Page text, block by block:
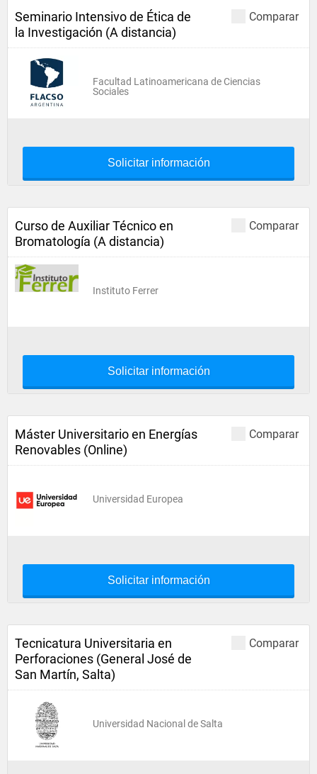
Comparar
Seminario Intensivo de Ética de
la Investigación (A distancia)
Facultad Latinoamericana de Ciencias
Sociales
Solicitar información
Comparar
Curso de Auxiliar Técnico en
Bromatología (A distancia)
Instituto Ferrer
Solicitar información
Comparar
Máster Universitario en Energías
Renovables (Online)
Universidad Europea
Solicitar información
Comparar
Tecnicatura Universitaria en
Perforaciones (General José de
San Martín, Salta)
Universidad Nacional de Salta